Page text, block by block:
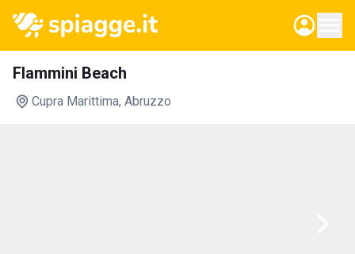
Flammini Beach
Cupra Marittima, Abruzzo